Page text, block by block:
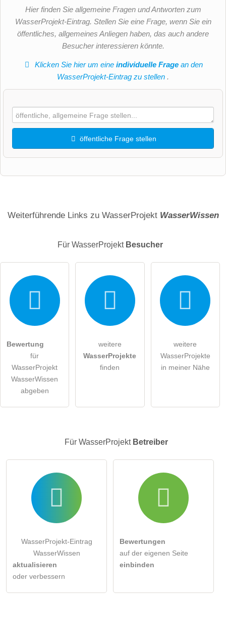
Hier finden Sie allgemeine Fragen und Antworten zum
WasserProjekt-Eintrag. Stellen Sie eine Frage, wenn Sie ein
öffentliches, allgemeines Anliegen haben, das auch andere
Besucher interessieren könnte.
Klicken Sie hier um eineindividuelle Frage an den
WasserProjekt-Eintrag zu stellen .
öffentliche Frage stellen
E-Mail-Adresse (wird nicht veröffentlicht)
Hiermit akzeptiere ich dieAGB
DieDatenschutzerklärung habe ich zur Kenntnis genommen.
öffentliche Frage stellen
Klicken Sie hier um eineindividuelle Fragean den
Weiterführende Links zu WasserProjekt WasserWissen
Für WasserProjekt Besucher
Bewertung
für
WasserProjekt
WasserWissen
abgeben
weitere
WasserProjekte
finden
weitere
WasserProjekte
in meiner Nähe
Für WasserProjekt Betreiber
WasserProjekt-Eintrag
WasserWissen
aktualisieren
oder verbessern
Bewertungen
auf der eigenen Seite
einbinden